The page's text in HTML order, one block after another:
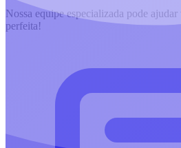
Nossa equipe especializada pode
perfeita!